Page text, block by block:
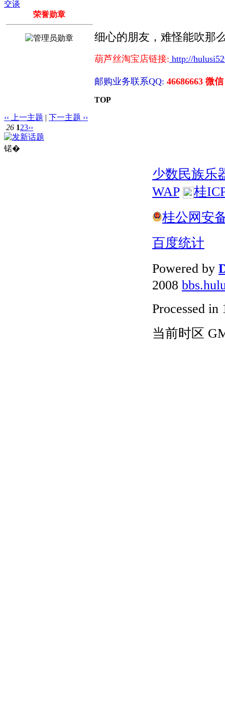
荣誉勋章
细心的朋友，难怪能吹那
葫芦丝淘宝店链接: http://
邮购业务联系QQ: 46686663 微
TOP
‹‹ 上一主题 | 下一主题 ››
26 123››
锘�
少数民族乐
WAP
桂
桂公网安
百度统计
Powered by
2008
Processed in
当前时区